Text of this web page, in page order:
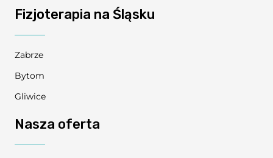
Fizjoterapia na Śląsku
Zabrze
Bytom
Gliwice
Nasza oferta